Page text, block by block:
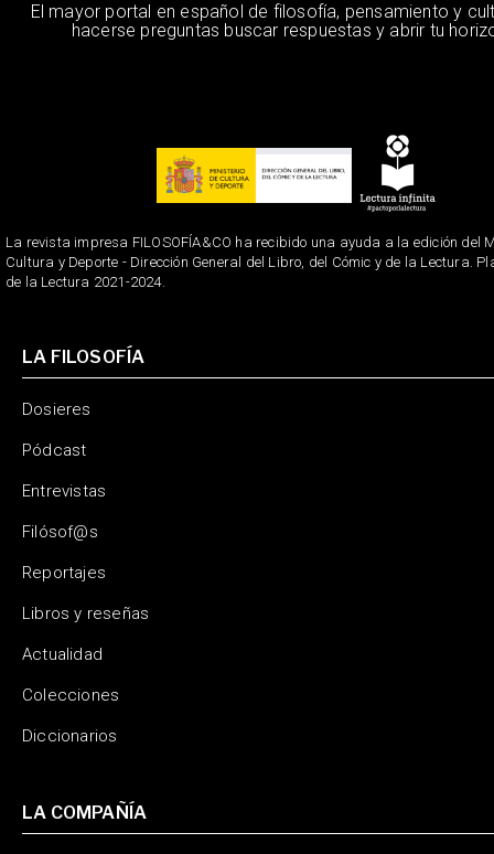
El mayor portal en español de filosofía, pensamiento y
hacerse preguntas buscar respuestas y abrir tu
La revista impresa FILOSOFÍA&CO ha recibido una ayuda a la edición del
Cultura y Deporte - Dirección General del Libro, del Cómic y de la Lectura.
de la Lectura 2021-2024.
LA FILOSOFÍA
Dosieres
Pódcast
Entrevistas
Filósof@s
Reportajes
Libros y reseñas
Actualidad
Colecciones
Diccionarios
LA COMPAÑÍA